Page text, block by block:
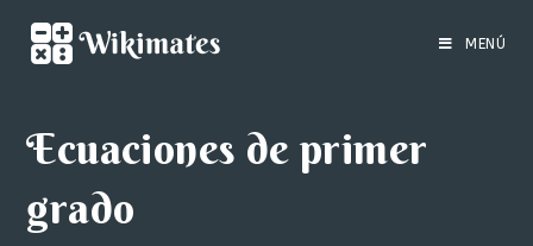
MENÚ
Ecuaciones de primer
grado